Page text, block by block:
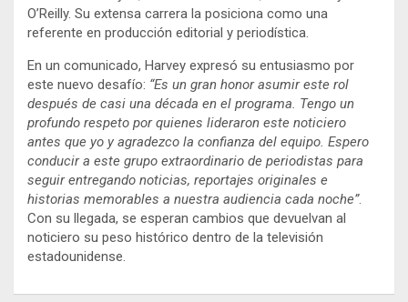
O’Reilly. Su extensa carrera la posiciona como una
referente en producción editorial y periodística.
En un comunicado, Harvey expresó su entusiasmo por
este nuevo desafío: “Es un gran honor asumir este rol
después de casi una década en el programa. Tengo un
profundo respeto por quienes lideraron este noticiero
antes que yo y agradezco la confianza del equipo. Espero
conducir a este grupo extraordinario de periodistas para
seguir entregando noticias, reportajes originales e
historias memorables a nuestra audiencia cada noche”.
Con su llegada, se esperan cambios que devuelvan al
noticiero su peso histórico dentro de la televisión
estadounidense.